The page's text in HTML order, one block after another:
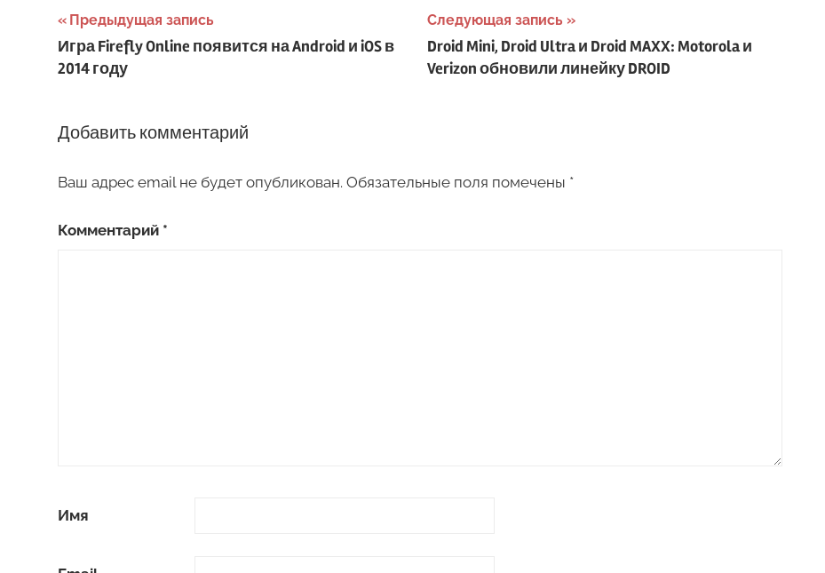
Навигация
по
Предыдущая запись
Игра Firefly Online появится на Android и iOS в
2014 году
Следующая запись
Droid Mini, Droid Ultra и Droid MAXX: Motorola и
Verizon обновили линейку DROID
Добавить комментарий
Ваш адрес email не будет опубликован. Обязательные поля помечены *
Комментарий *
Имя